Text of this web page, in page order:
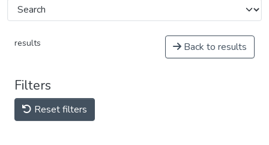
results Back to results
Filters
Reset filters